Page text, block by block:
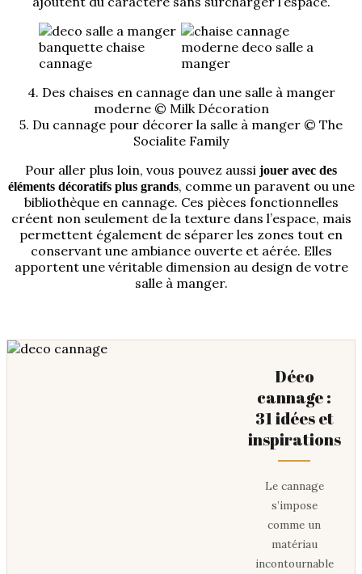
4. Des chaises en cannage dan une salle à manger
moderne © Milk Décoration
5. Du cannage pour décorer la salle à manger © The
Socialite Family
Pour aller plus loin, vous pouvez aussi jouer avec des
éléments décoratifs plus grands, comme un paravent ou une
bibliothèque en cannage. Ces pièces fonctionnelles
créent non seulement de la texture dans l’espace, mais
permettent également de séparer les zones tout en
conservant une ambiance ouverte et aérée. Elles
apportent une véritable dimension au design de votre
salle à manger.
Déco
cannage :
31 idées et
inspirations
Le cannage
s’impose
comme un
matériau
incontournable